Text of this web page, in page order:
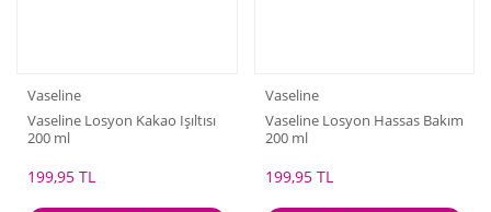
Vaseline
Vaseline Losyon Kakao Işıltısı
200 ml
199,95 TL
Vaseline
Vaseline Losyon Hassas Bakım
200 ml
199,95 TL